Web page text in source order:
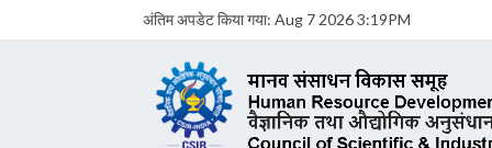
अंतिम अपडेट किया गया: Aug 7 2026 3:19PM